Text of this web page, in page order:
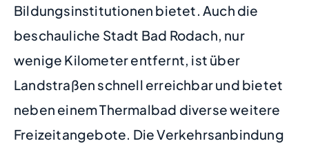
Bildungsinstitutionen bietet. Auch die
beschauliche Stadt Bad Rodach, nur
wenige Kilometer entfernt, ist über
Landstraßen schnell erreichbar und bietet
neben einem Thermalbad diverse weitere
Freizeitangebote. Die Verkehrsanbindung